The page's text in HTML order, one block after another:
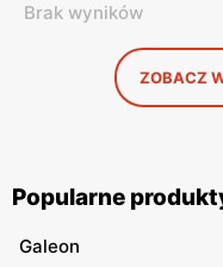
Brak wyników
ZOBACZ
Popularne
Galeon